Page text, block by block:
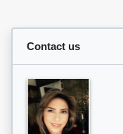
Contact us